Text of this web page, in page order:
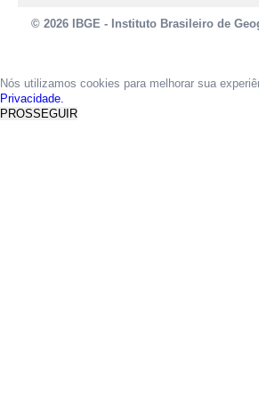
© 2026 IBGE - Instituto Brasileiro de
Nós utilizamos cookies para melhorar sua
Privacidade.
PROSSEGUIR